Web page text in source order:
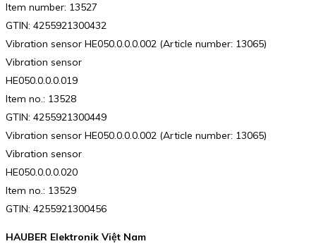
Item number: 13527
GTIN: 4255921300432
Vibration sensor HE050.0.0.0.002 (Article number: 13065)
Vibration sensor
HE050.0.0.0.019
Item no.: 13528
GTIN: 4255921300449
Vibration sensor HE050.0.0.0.002 (Article number: 13065)
Vibration sensor
HE050.0.0.0.020
Item no.: 13529
GTIN: 4255921300456
HAUBER Elektronik Việt Nam